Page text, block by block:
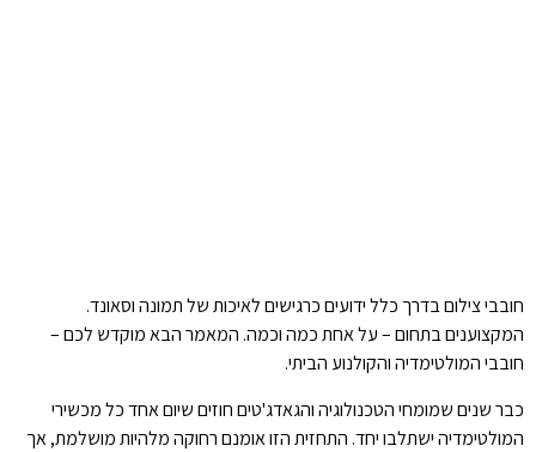
חובבי צילום בדרך כלל ידועים כרגישים לאיכות של תמונה וסאונד.
המקצוענים בתחום – על אחת כמה וכמה. המאמר הבא מוקדש לכם –
חובבי המולטימדיה והקולנוע הביתי.
כבר שנים שמומחי הטכנולוגיה והגאדג'טים חוזים שיום אחד כל מכשירי
המולטימדיה ישתלבו יחד. התחזית הזו אומנם רחוקה מלהיות מושלמת, אך